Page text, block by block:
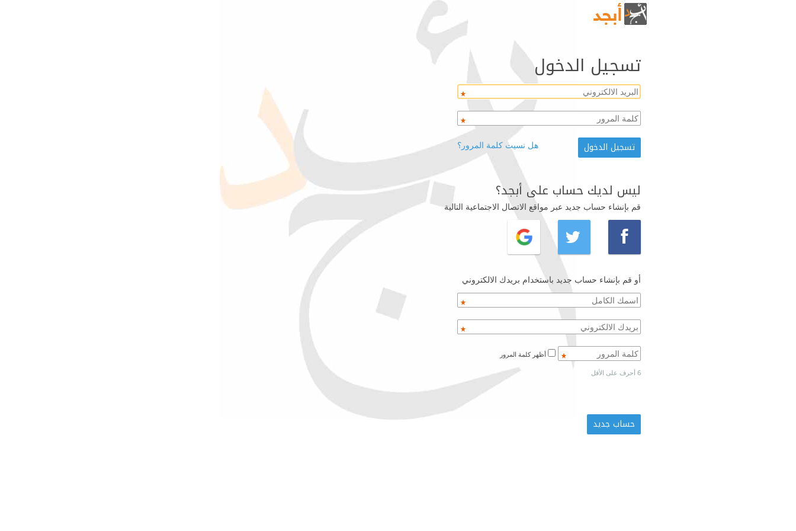
تسجيل الدخول
هل نسيت كلمة المرور؟
ليس لديك حساب على أبجد؟
قم بإنشاء حساب جديد عبر مواقع الاتصال الاجتماعية التالية
أو قم بإنشاء حساب جديد باستخدام بريدك الالكتروني
6 أحرف على الأقل